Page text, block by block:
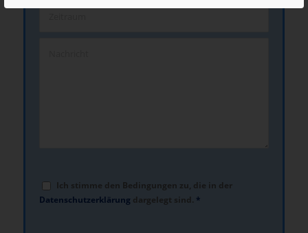
Ich stimme den Bedingungen zu, die in der
Datenschutzerklärung dargelegt sind. *